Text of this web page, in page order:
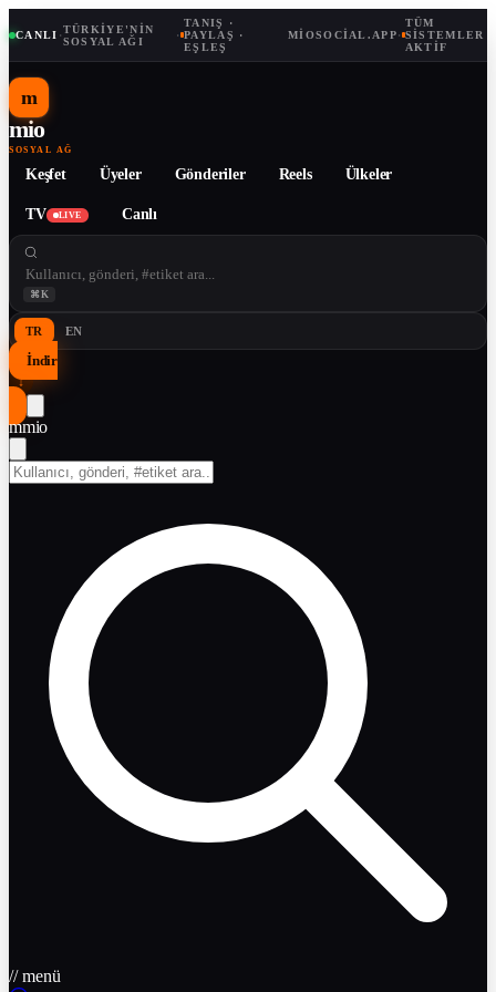
CANLI ·TÜRKIYE'NIN
SOSYAL AĞI
·
TANIŞ ·
PAYLAŞ ·
EŞLEŞ
MIOSOCIAL.APP·
TÜM
SISTEMLER
AKTIF
m
mio
SOSYAL AĞ
Keşfet Üyeler Gönderiler Reels Ülkeler
TV LIVE Canlı
⌘K
TR EN
İndir
↓
mmio
// menü